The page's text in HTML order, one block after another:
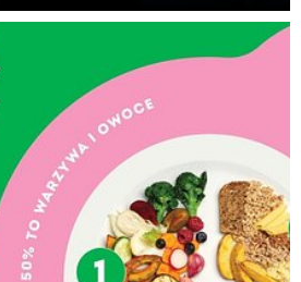
Wynik badań realizowanych